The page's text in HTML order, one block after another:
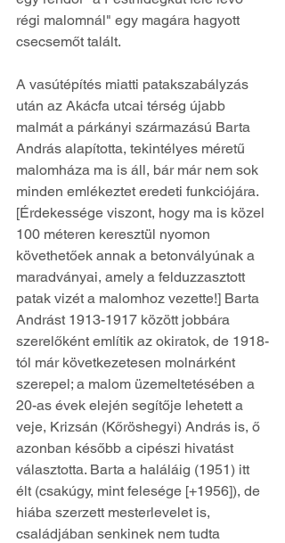
régi malomnál" egy magára hagyott
csecsemőt talált.
A vasútépítés miatti patakszabályzás
után az Akácfa utcai térség újabb
malmát a párkányi származású Barta
András alapította, tekintélyes méretű
malomháza ma is áll, bár már nem sok
minden emlékeztet eredeti funkciójára.
[Érdekessége viszont, hogy ma is közel
100 méteren keresztül nyomon
követhetőek annak a betonvályúnak a
maradványai, amely a felduzzasztott
patak vizét a malomhoz vezette!] Barta
Andrást 1913-1917 között jobbára
szerelőként említik az okiratok, de 1918-
tól már következetesen molnárként
szerepel; a malom üzemeltetésében a
20-as évek elején segítője lehetett a
veje, Krizsán (Kőröshegyi) András is, ő
azonban később a cipészi hivatást
választotta. Barta a haláláig (1951) itt
élt (csakúgy, mint felesége [+1956]), de
hiába szerzett mesterlevelet is,
családjában senkinek nem tudta